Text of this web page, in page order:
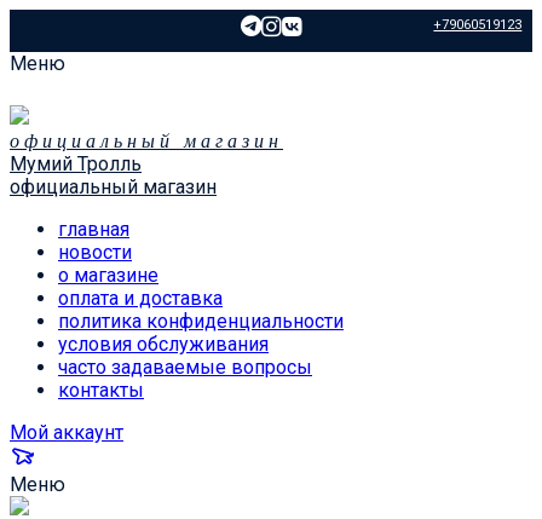
+79060519123
Меню
официальный магазин
Мумий Тролль
официальный магазин
главная
новости
о магазине
оплата и доставка
политика конфиденциальности
условия обслуживания
часто задаваемые вопросы
контакты
Мой аккаунт
Меню